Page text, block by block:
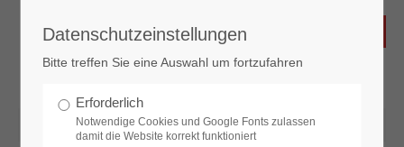
2019-08-27 13:00
Datenschutzeinstellungen
Bitte treffen Sie eine Auswahl um fortzufahren
Erforderlich
Notwendige Cookies und Google Fonts zulassen
damit die Website korrekt funktioniert